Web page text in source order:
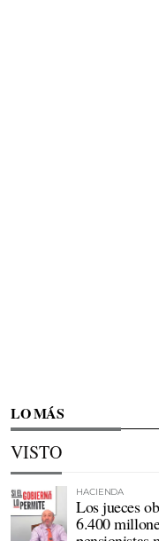
LO MÁS
VISTO
HACIENDA
Los jueces
6.400